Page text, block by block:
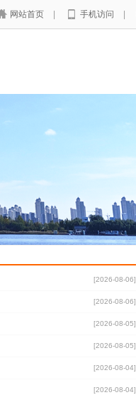
网站首页 手机访问
[2026-08-06]
[2026-08-06]
[2026-08-05]
[2026-08-05]
[2026-08-04]
[2026-08-04]